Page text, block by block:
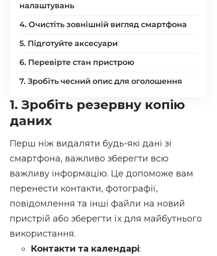
налаштувань
4. Очистіть зовнішній вигляд смартфона
5. Підготуйте аксесуари
6. Перевірте стан пристрою
7. Зробіть чесний опис для оголошення
1. Зробіть резервну копію
даних
Перш ніж видаляти будь-які дані зі
смартфона, важливо зберегти всю
важливу інформацію. Це допоможе вам
перенести контакти, фотографії,
повідомлення та інші файли на новий
пристрій або зберегти їх для майбутнього
використання.
Контакти та календарі: